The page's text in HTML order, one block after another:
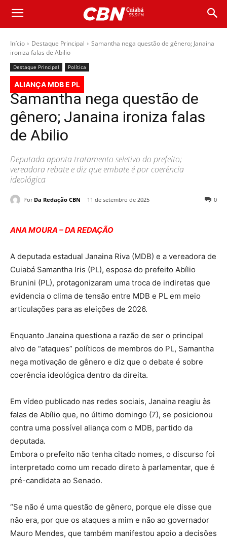
Início Destaque Principal
Samantha nega questão de gênero; Janaina
ironiza falas de Abilio
Destaque Principal Política
ALIANÇA MDB E PL
Samantha nega questão de
gênero; Janaina ironiza falas
de Abilio
Deputada aponta tratamento seletivo do prefeito;
vereadora rebate e diz que embate é por coerência
ideológica
Por Da Redação CBN 11 de setembro de 2025 0
ANA MOURA – DA REDAÇÃO
A deputada estadual Janaina Riva (MDB) e a vereadora de
Cuiabá Samantha Iris (PL), esposa do prefeito Abílio
Brunini (PL), protagonizaram uma troca de indiretas que
evidencia o clima de tensão entre MDB e PL em meio
articulações para as eleições de 2026.
Enquanto Janaina questiona a razão de ser o principal
alvo de “ataques” políticos de membros do PL, Samantha
nega motivação de gênero e diz que o debate é sobre
coerência ideológica dentro da direita.
Em vídeo publicado nas redes sociais, Janaina reagiu às
falas de Abílio que, no último domingo (7), se posicionou
contra uma possível aliança com o MDB, partido da
deputada.
Embora o prefeito não tenha citado nomes, o discurso foi
interpretado como um recado direto à parlamentar, que é
pré-candidata ao Senado.
“Se não é uma questão de gênero, porque ele disse que
não era, por que os ataques a mim e não ao governador
Mauro Mendes, que também manifestou apoio a decisões